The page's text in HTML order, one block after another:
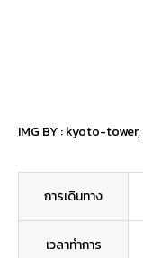
IMG BY :kyoto-tower,
การเดินทาง
เวลาทำการ